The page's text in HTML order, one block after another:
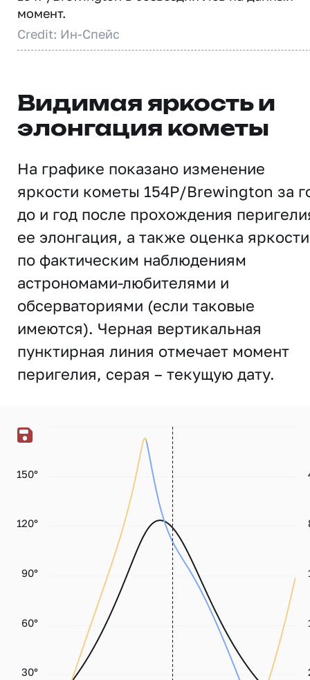
момент.
Credit: Ин-Спейс
Видимая яркость и
элонгация кометы
На графике показано изменение
яркости кометы 154P/Brewington за
до и год после прохождения
ее элонгация, а также оценка яркости
по фактическим наблюдениям
астрономами-любителями и
обсерваториями (если таковые
имеются). Черная вертикальная
пунктирная линия отмечает момент
перигелия, серая – текущую дату.
30°
60°
90°
120°
150°